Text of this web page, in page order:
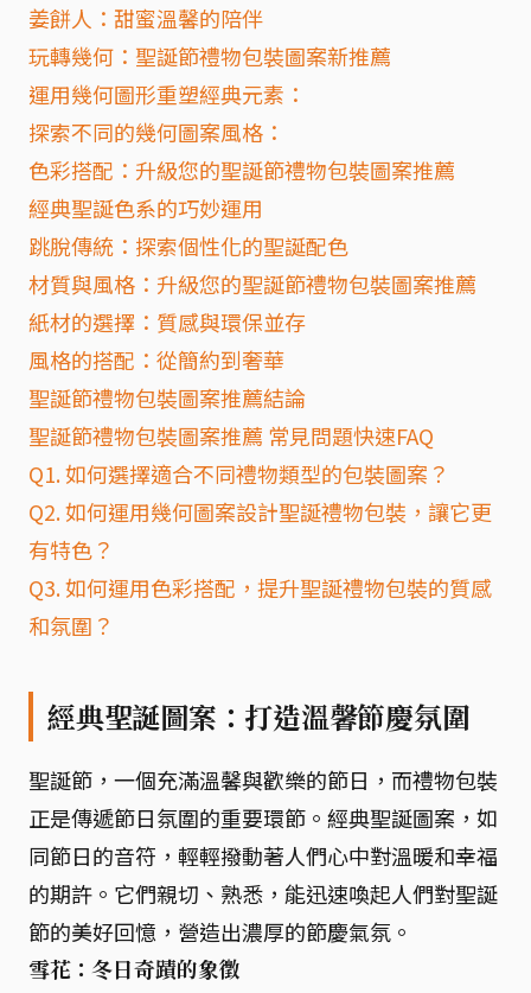
姜餅人：甜蜜溫馨的陪伴
玩轉幾何：聖誕節禮物包裝圖案新推薦
運用幾何圖形重塑經典元素：
探索不同的幾何圖案風格：
色彩搭配：升級您的聖誕節禮物包裝圖案推薦
經典聖誕色系的巧妙運用
跳脫傳統：探索個性化的聖誕配色
材質與風格：升級您的聖誕節禮物包裝圖案推薦
紙材的選擇：質感與環保並存
風格的搭配：從簡約到奢華
聖誕節禮物包裝圖案推薦結論
聖誕節禮物包裝圖案推薦 常見問題快速FAQ
Q1. 如何選擇適合不同禮物類型的包裝圖案？
Q2. 如何運用幾何圖案設計聖誕禮物包裝，讓它更
有特色？
Q3. 如何運用色彩搭配，提升聖誕禮物包裝的質感
和氛圍？
經典聖誕圖案：打造溫馨節慶氛圍
聖誕節，一個充滿溫馨與歡樂的節日，而禮物包裝
正是傳遞節日氛圍的重要環節。經典聖誕圖案，如
同節日的音符，輕輕撥動著人們心中對溫暖和幸福
的期許。它們親切、熟悉，能迅速喚起人們對聖誕
節的美好回憶，營造出濃厚的節慶氣氛。
雪花：冬日奇蹟的象徵